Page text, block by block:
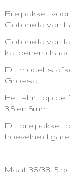
Breipakket
Cotonella van
Cotonella van
katoenen
Dit model is
Grossa.
Het shirt op de
3,5 en 5mm
Dit breipakket
hoevelheid
Maat 36/38: 5